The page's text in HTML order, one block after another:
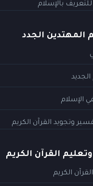
للتعريف بالإسلام
المهتدين الجدد
الإسلام
وتجويد القرآن الكريم
القرآن الكريم
الكريم